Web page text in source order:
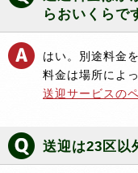
らおいくらで
はい。別途料金
料金は場所によ
送迎サービスの
送迎は23区以